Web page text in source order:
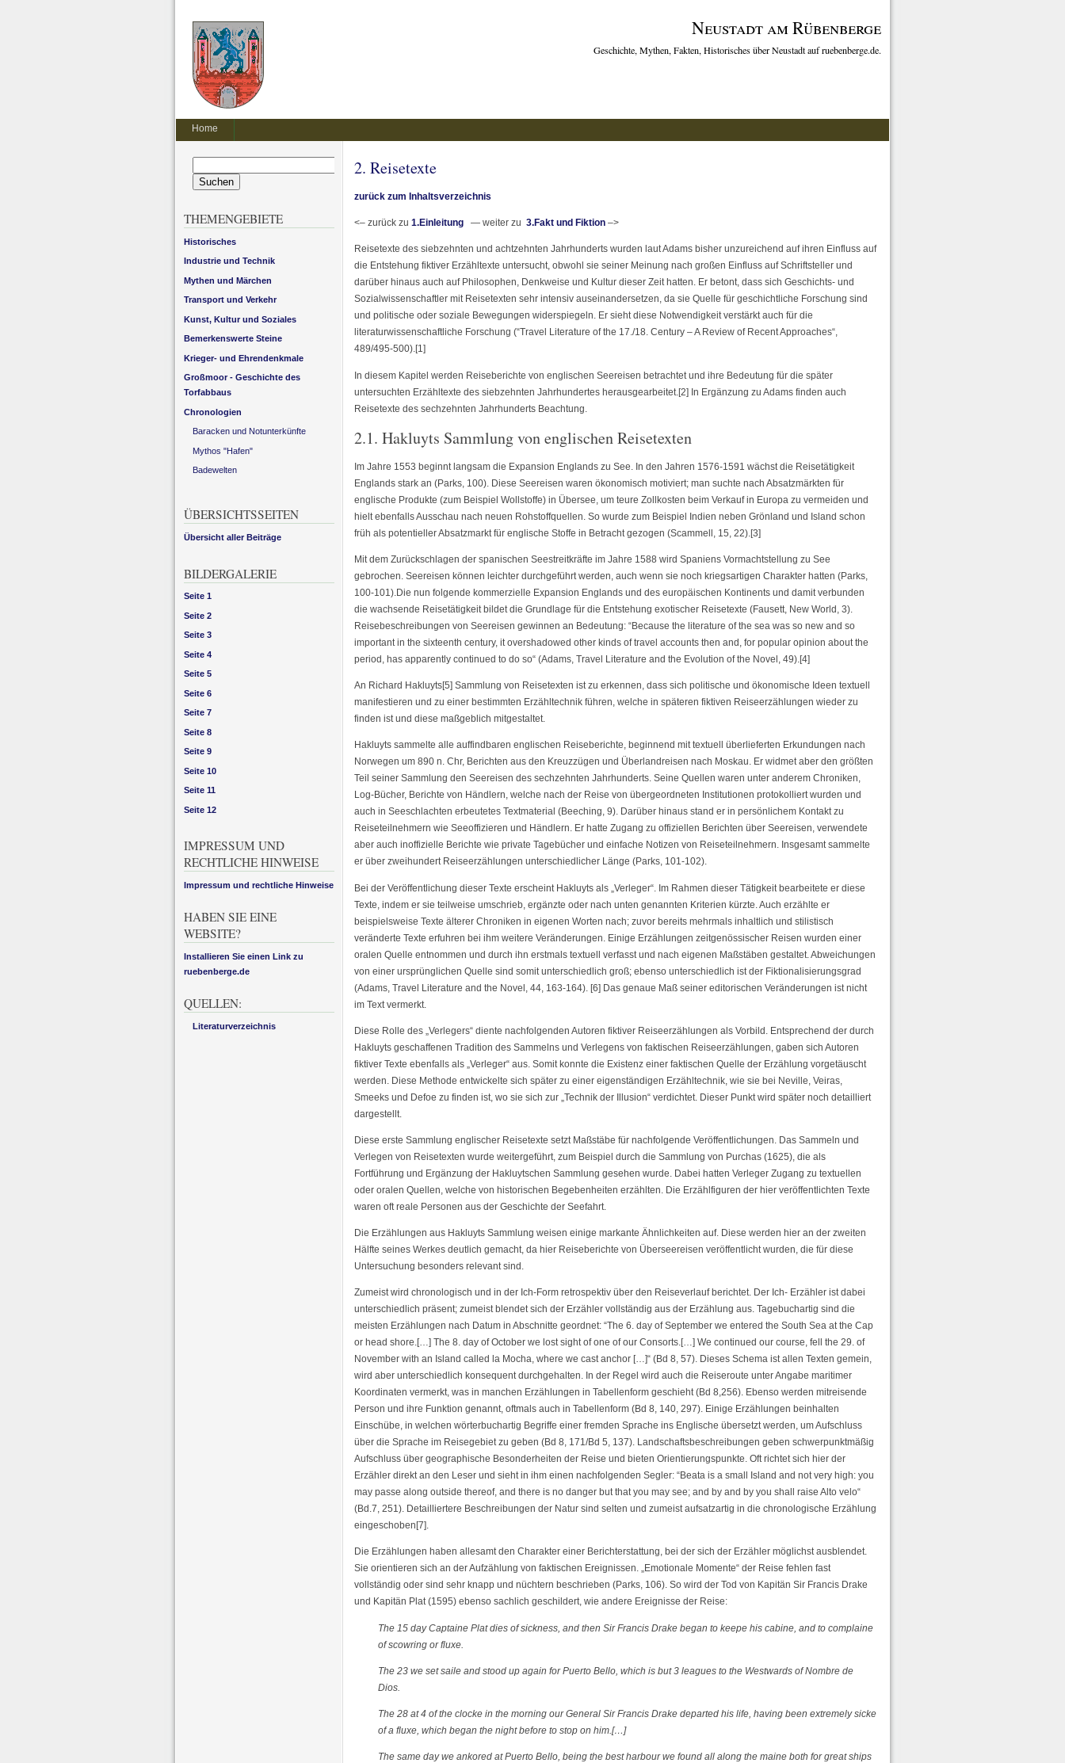
Neustadt am Rübenberge
Geschichte, Mythen, Fakten, Historisches über Neustadt auf ruebenberge.de.
Home
2. Reisetexte
zurück zum Inhaltsverzeichnis
<– zurück zu 1.Einleitung — weiter zu 3.Fakt und Fiktion –>
Reisetexte des siebzehnten und achtzehnten Jahrhunderts wurden laut Adams bisher unzureichend auf ihren Einfluss auf
die Entstehung fiktiver Erzähltexte untersucht, obwohl sie seiner Meinung nach großen Einfluss auf Schriftsteller und
darüber hinaus auch auf Philosophen, Denkweise und Kultur dieser Zeit hatten. Er betont, dass sich Geschichts- und
Sozialwissenschaftler mit Reisetexten sehr intensiv auseinandersetzen, da sie Quelle für geschichtliche Forschung sind
und politische oder soziale Bewegungen widerspiegeln. Er sieht diese Notwendigkeit verstärkt auch für die
literaturwissenschaftliche Forschung (“Travel Literature of the 17./18. Century – A Review of Recent Approaches“,
489/495-500).[1]
In diesem Kapitel werden Reiseberichte von englischen Seereisen betrachtet und ihre Bedeutung für die später
untersuchten Erzähltexte des siebzehnten Jahrhundertes herausgearbeitet.[2] In Ergänzung zu Adams finden auch
Reisetexte des sechzehnten Jahrhunderts Beachtung.
2.1. Hakluyts Sammlung von englischen Reisetexten
Im Jahre 1553 beginnt langsam die Expansion Englands zu See. In den Jahren 1576-1591 wächst die Reisetätigkeit
Englands stark an (Parks, 100). Diese Seereisen waren ökonomisch motiviert; man suchte nach Absatzmärkten für
englische Produkte (zum Beispiel Wollstoffe) in Übersee, um teure Zollkosten beim Verkauf in Europa zu vermeiden und
hielt ebenfalls Ausschau nach neuen Rohstoffquellen. So wurde zum Beispiel Indien neben Grönland und Island schon
früh als potentieller Absatzmarkt für englische Stoffe in Betracht gezogen (Scammell, 15, 22).[3]
Mit dem Zurückschlagen der spanischen Seestreitkräfte im Jahre 1588 wird Spaniens Vormachtstellung zu See
gebrochen. Seereisen können leichter durchgeführt werden, auch wenn sie noch kriegsartigen Charakter hatten (Parks,
100-101).Die nun folgende kommerzielle Expansion Englands und des europäischen Kontinents und damit verbunden
die wachsende Reisetätigkeit bildet die Grundlage für die Entstehung exotischer Reisetexte (Fausett, New World, 3).
Reisebeschreibungen von Seereisen gewinnen an Bedeutung: “Because the literature of the sea was so new and so
important in the sixteenth century, it overshadowed other kinds of travel accounts then and, for popular opinion about the
period, has apparently continued to do so“ (Adams, Travel Literature and the Evolution of the Novel, 49).[4]
An Richard Hakluyts[5] Sammlung von Reisetexten ist zu erkennen, dass sich politische und ökonomische Ideen textuell
manifestieren und zu einer bestimmten Erzähltechnik führen, welche in späteren fiktiven Reiseerzählungen wieder zu
finden ist und diese maßgeblich mitgestaltet.
Hakluyts sammelte alle auffindbaren englischen Reiseberichte, beginnend mit textuell überlieferten Erkundungen nach
Norwegen um 890 n. Chr, Berichten aus den Kreuzzügen und Überlandreisen nach Moskau. Er widmet aber den größten
Teil seiner Sammlung den Seereisen des sechzehnten Jahrhunderts. Seine Quellen waren unter anderem Chroniken,
Log-Bücher, Berichte von Händlern, welche nach der Reise von übergeordneten Institutionen protokolliert wurden und
auch in Seeschlachten erbeutetes Textmaterial (Beeching, 9). Darüber hinaus stand er in persönlichem Kontakt zu
Reiseteilnehmern wie Seeoffizieren und Händlern. Er hatte Zugang zu offiziellen Berichten über Seereisen, verwendete
aber auch inoffizielle Berichte wie private Tagebücher und einfache Notizen von Reiseteilnehmern. Insgesamt sammelte
er über zweihundert Reiseerzählungen unterschiedlicher Länge (Parks, 101-102).
Bei der Veröffentlichung dieser Texte erscheint Hakluyts als „Verleger“. Im Rahmen dieser Tätigkeit bearbeitete er diese
Texte, indem er sie teilweise umschrieb, ergänzte oder nach unten genannten Kriterien kürzte. Auch erzählte er
beispielsweise Texte älterer Chroniken in eigenen Worten nach; zuvor bereits mehrmals inhaltlich und stilistisch
veränderte Texte erfuhren bei ihm weitere Veränderungen. Einige Erzählungen zeitgenössischer Reisen wurden einer
oralen Quelle entnommen und durch ihn erstmals textuell verfasst und nach eigenen Maßstäben gestaltet. Abweichungen
von einer ursprünglichen Quelle sind somit unterschiedlich groß; ebenso unterschiedlich ist der Fiktionalisierungsgrad
(Adams, Travel Literature and the Novel, 44, 163-164). [6] Das genaue Maß seiner editorischen Veränderungen ist nicht
im Text vermerkt.
Diese Rolle des „Verlegers“ diente nachfolgenden Autoren fiktiver Reiseerzählungen als Vorbild. Entsprechend der durch
Hakluyts geschaffenen Tradition des Sammelns und Verlegens von faktischen Reiseerzählungen, gaben sich Autoren
fiktiver Texte ebenfalls als „Verleger“ aus. Somit konnte die Existenz einer faktischen Quelle der Erzählung vorgetäuscht
werden. Diese Methode entwickelte sich später zu einer eigenständigen Erzähltechnik, wie sie bei Neville, Veiras,
Smeeks und Defoe zu finden ist, wo sie sich zur „Technik der Illusion“ verdichtet. Dieser Punkt wird später noch detailliert
dargestellt.
Diese erste Sammlung englischer Reisetexte setzt Maßstäbe für nachfolgende Veröffentlichungen. Das Sammeln und
Verlegen von Reisetexten wurde weitergeführt, zum Beispiel durch die Sammlung von Purchas (1625), die als
Fortführung und Ergänzung der Hakluytschen Sammlung gesehen wurde. Dabei hatten Verleger Zugang zu textuellen
oder oralen Quellen, welche von historischen Begebenheiten erzählten. Die Erzählfiguren der hier veröffentlichten Texte
waren oft reale Personen aus der Geschichte der Seefahrt.
Die Erzählungen aus Hakluyts Sammlung weisen einige markante Ähnlichkeiten auf. Diese werden hier an der zweiten
Hälfte seines Werkes deutlich gemacht, da hier Reiseberichte von Überseereisen veröffentlicht wurden, die für diese
Untersuchung besonders relevant sind.
Zumeist wird chronologisch und in der Ich-Form retrospektiv über den Reiseverlauf berichtet. Der Ich- Erzähler ist dabei
unterschiedlich präsent; zumeist blendet sich der Erzähler vollständig aus der Erzählung aus. Tagebuchartig sind die
meisten Erzählungen nach Datum in Abschnitte geordnet: “The 6. day of September we entered the South Sea at the Cap
or head shore.[…] The 8. day of October we lost sight of one of our Consorts.[…] We continued our course, fell the 29. of
November with an Island called la Mocha, where we cast anchor […]“ (Bd 8, 57). Dieses Schema ist allen Texten gemein,
wird aber unterschiedlich konsequent durchgehalten. In der Regel wird auch die Reiseroute unter Angabe maritimer
Koordinaten vermerkt, was in manchen Erzählungen in Tabellenform geschieht (Bd 8,256). Ebenso werden mitreisende
Person und ihre Funktion genannt, oftmals auch in Tabellenform (Bd 8, 140, 297). Einige Erzählungen beinhalten
Einschübe, in welchen wörterbuchartig Begriffe einer fremden Sprache ins Englische übersetzt werden, um Aufschluss
über die Sprache im Reisegebiet zu geben (Bd 8, 171/Bd 5, 137). Landschaftsbeschreibungen geben schwerpunktmäßig
Aufschluss über geographische Besonderheiten der Reise und bieten Orientierungspunkte. Oft richtet sich hier der
Erzähler direkt an den Leser und sieht in ihm einen nachfolgenden Segler: “Beata is a small Island and not very high: you
may passe along outside thereof, and there is no danger but that you may see; and by and by you shall raise Alto velo“
(Bd.7, 251). Detailliertere Beschreibungen der Natur sind selten und zumeist aufsatzartig in die chronologische Erzählung
eingeschoben[7].
Die Erzählungen haben allesamt den Charakter einer Berichterstattung, bei der sich der Erzähler möglichst ausblendet.
Sie orientieren sich an der Aufzählung von faktischen Ereignissen. „Emotionale Momente“ der Reise fehlen fast
vollständig oder sind sehr knapp und nüchtern beschrieben (Parks, 106). So wird der Tod von Kapitän Sir Francis Drake
und Kapitän Plat (1595) ebenso sachlich geschildert, wie andere Ereignisse der Reise:
The 15 day Captaine Plat dies of sickness, and then Sir Francis Drake began to keepe his cabine, and to complaine
of scowring or fluxe.
The 23 we set saile and stood up again for Puerto Bello, which is but 3 leagues to the Westwards of Nombre de
Dios.
The 28 at 4 of the clocke in the morning our General Sir Francis Drake departed his life, having been extremely sicke
of a fluxe, which began the night before to stop on him.[…]
The same day we ankored at Puerto Bello, being the best harbour we found all along the maine both for great ships
nach:
THEMENGEBIETE
Historisches
Industrie und Technik
Mythen und Märchen
Transport und Verkehr
Kunst, Kultur und Soziales
Bemerkenswerte Steine
Krieger- und Ehrendenkmale
Großmoor - Geschichte des
Torfabbaus
Chronologien
Baracken und Notunterkünfte
Mythos "Hafen"
Badewelten
ÜBERSICHTSSEITEN
Übersicht aller Beiträge
BILDERGALERIE
Seite 1
Seite 2
Seite 3
Seite 4
Seite 5
Seite 6
Seite 7
Seite 8
Seite 9
Seite 10
Seite 11
Seite 12
IMPRESSUM UND
RECHTLICHE HINWEISE
Impressum und rechtliche Hinweise
HABEN SIE EINE
WEBSITE?
Installieren Sie einen Link zu
ruebenberge.de
QUELLEN:
Literaturverzeichnis